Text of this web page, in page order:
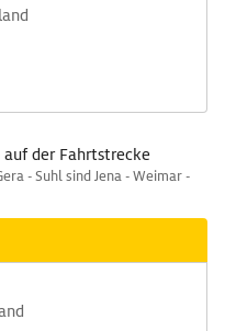
der Fahrtstrecke
- Suhl sind Jena - Weimar -